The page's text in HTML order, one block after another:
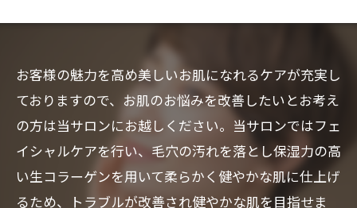
お客様の魅力を高め美しいお肌になれるケアが充実し
ておりますので、お肌のお悩みを改善したいとお考え
の方は当サロンにお越しください。当サロンではフェ
イシャルケアを行い、毛穴の汚れを落とし保湿力の高
い生コラーゲンを用いて柔らかく健やかな肌に仕上げ
るため、トラブルが改善され健やかな肌を目指せま